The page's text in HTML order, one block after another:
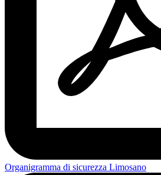
Organigramma di sicurezza Limosano